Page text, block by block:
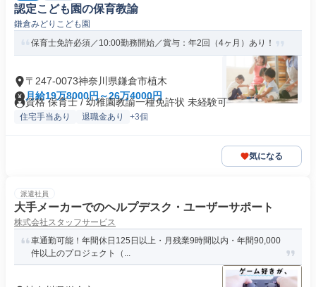
認定こども園の保育教諭
鎌倉みどりこども園
保育士免許必須／10:00勤務開始／賞与：年2回（4ヶ月）あり！
〒247-0073神奈川県鎌倉市植木
月給19万8000円～26万4000円
資格 保育士 / 幼稚園教諭一種免許状 未経験可
住宅手当あり 退職金あり +3個
気になる
派遣社員
大手メーカーでのヘルプデスク・ユーザーサポート
株式会社スタッフサービス
車通勤可能！年間休日125日以上・月残業9時間以内・年間90,000
件以上のプロジェクト（...